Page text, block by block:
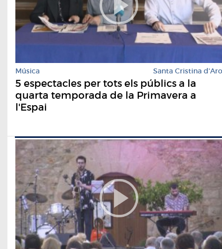
Música Santa Cristina d'Aro
5 espectacles per tots els públics a la
quarta temporada de la Primavera a
l'Espai